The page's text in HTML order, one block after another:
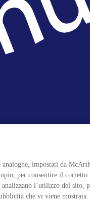
impostati da
per consentire il
l’utilizzo del sito,
che vi viene